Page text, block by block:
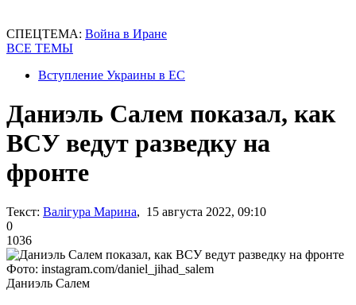
СПЕЦТЕМА: Война в Иране
ВСЕ ТЕМЫ
Вступление Украины в ЕС
Даниэль Салем показал, как
ВСУ ведут разведку на
фронте
Текст: Валігура Марина, 15 августа 2022, 09:10
0
1036
Фото: instagram.com/daniel_jihad_salem
Даниэль Салем